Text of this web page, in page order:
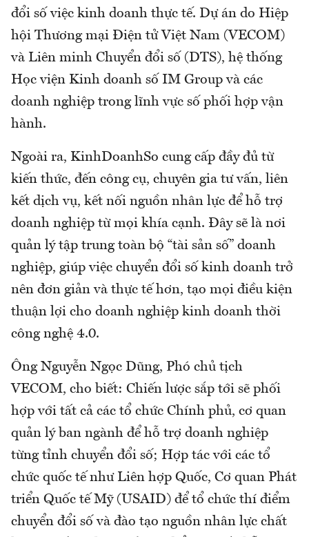
đổi số việc kinh doanh thực tế. Dự án do Hiệp
hội Thương mại Điện tử Việt Nam (VECOM)
và Liên minh Chuyển đổi số (DTS), hệ thống
Học viện Kinh doanh số IM Group và các
doanh nghiệp trong lĩnh vực số phối hợp vận
hành.
Ngoài ra, KinhDoanhSo cung cấp đầy đủ từ
kiến thức, đến công cụ, chuyên gia tư vấn, liên
kết dịch vụ, kết nối nguồn nhân lực để hỗ trợ
doanh nghiệp từ mọi khía cạnh. Đây sẽ là nơi
quản lý tập trung toàn bộ “tài sản số” doanh
nghiệp, giúp việc chuyển đổi số kinh doanh trở
nên đơn giản và thực tế hơn, tạo mọi điều kiện
thuận lợi cho doanh nghiệp kinh doanh thời
công nghệ 4.0.
Ông Nguyễn Ngọc Dũng, Phó chủ tịch
VECOM, cho biết: Chiến lược sắp tới sẽ phối
hợp với tất cả các tổ chức Chính phủ, cơ quan
quản lý ban ngành để hỗ trợ doanh nghiệp
từng tỉnh chuyển đổi số; Hợp tác với các tổ
chức quốc tế như Liên hợp Quốc, Cơ quan Phát
triển Quốc tế Mỹ (USAID) để tổ chức thí điểm
chuyển đổi số và đào tạo nguồn nhân lực chất